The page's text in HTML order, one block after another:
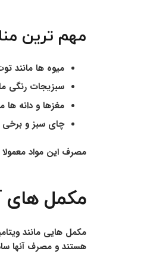
مهم ترین
میوه ها مانند
سبزیجات رنگی
مغزها و دانه ها
چای سبز و برخی
مصرف این مواد
مکمل های
هستند و مصرف آنها